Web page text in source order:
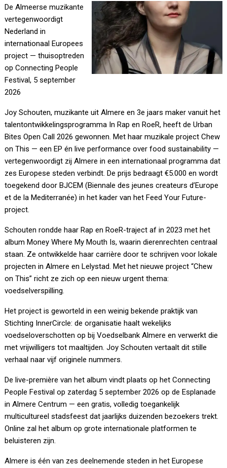
De Almeerse muzikante
vertegenwoordigt
Nederland in
internationaal Europees
project — thuisoptreden
op Connecting People
Festival, 5 september
2026
Joy Schouten, muzikante uit Almere en 3e jaars maker vanuit het
talentontwikkelingsprogramma In Rap en RoeR, heeft de Urban
Bites Open Call 2026 gewonnen. Met haar muzikale project Chew
on This — een EP én live performance over food sustainability —
vertegenwoordigt zij Almere in een internationaal programma dat
zes Europese steden verbindt. De prijs bedraagt €5.000 en wordt
toegekend door BJCEM (Biennale des jeunes createurs d’Europe
et de la Mediterranée) in het kader van het Feed Your Future-
project.
Schouten rondde haar Rap en RoeR-traject af in 2023 met het
album Money Where My Mouth Is, waarin dierenrechten centraal
staan. Ze ontwikkelde haar carrière door te schrijven voor lokale
projecten in Almere en Lelystad. Met het nieuwe project “Chew
on This” richt ze zich op een nieuw urgent thema:
voedselverspilling.
Het project is geworteld in een weinig bekende praktijk van
Stichting InnerCircle: de organisatie haalt wekelijks
voedseloverschotten op bij Voedselbank Almere en verwerkt die
met vrijwilligers tot maaltijden. Joy Schouten vertaalt dit stille
verhaal naar vijf originele nummers.
De live-première van het album vindt plaats op het Connecting
People Festival op zaterdag 5 september 2026 op de Esplanade
in Almere Centrum — een gratis, volledig toegankelijk
multicultureel stadsfeest dat jaarlijks duizenden bezoekers trekt.
Online zal het album op grote internationale platformen te
beluisteren zijn.
Almere is één van zes deelnemende steden in het Europese